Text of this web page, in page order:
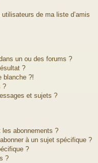
de ma liste d’amis
un ou des forums ?
?
blanche ?!
?
et sujets ?
abonnements ?
à un sujet spécifique ?
?
?